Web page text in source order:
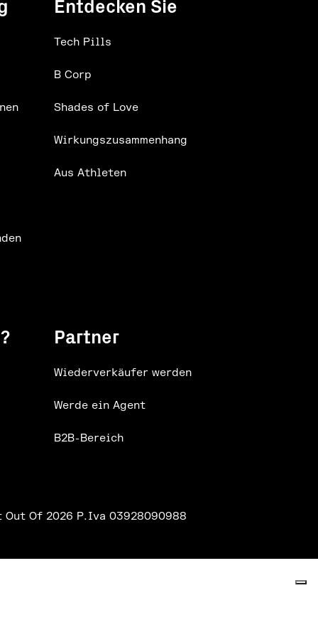
Entdecken Sie
Tech Pills
B Corp
Shades of Love
Wirkungszusammenhang
Aus Athleten
Partner
Wiederverkäufer werden
Werde ein Agent
B2B-Bereich
Of 2026 P.Iva 03928090988